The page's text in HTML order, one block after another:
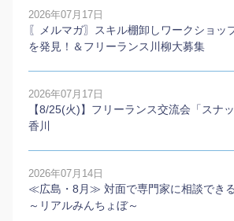
2026年07月17日
〖メルマガ〗スキル棚卸しワークショッ
を発見！＆フリーランス川柳大募集
2026年07月17日
【8/25(火)】フリーランス交流会「スナ
香川
2026年07月14日
≪広島・8月≫ 対面で専門家に相談でき
～リアルみんちょぼ～